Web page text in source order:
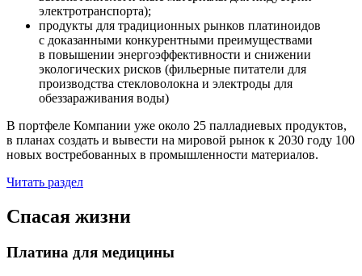
электротранспорта);
продукты для традиционных рынков платиноидов
с доказанными конкурентными преимуществами
в повышении энергоэффективности и снижении
экологических рисков (фильерные питатели для
производства стекловолокна и электроды для
обеззараживания воды)
В портфеле Компании уже около 25 палладиевых продуктов,
в планах создать и вывести на мировой рынок к 2030 году 100
новых востребованных в промышленности материалов.
Читать раздел
Спасая жизни
Платина для медицины